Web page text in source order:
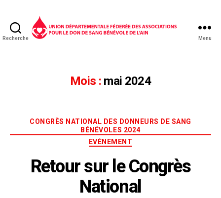
Recherche Menu
Mois : mai 2024
CONGRÈS NATIONAL DES DONNEURS DE SANG
BÉNÉVOLES 2024
EVÈNEMENT
Retour sur le Congrès
National